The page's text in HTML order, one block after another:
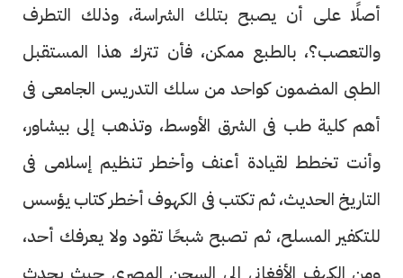
أصلًا على أن يصبح بتلك الشراسة، وذلك التطرف
والتعصب؟، بالطبع ممكن، فأن تترك هذا المستقبل
الطبى المضمون كواحد من سلك التدريس الجامعى فى
أهم كلية طب فى الشرق الأوسط، وتذهب إلى بيشاور،
وأنت تخطط لقيادة أعنف وأخطر تنظيم إسلامى فى
التاريخ الحديث، ثم تكتب فى الكهوف أخطر كتاب يؤسس
للتكفير المسلح، ثم تصبح شبحًا تقود ولا يعرفك أحد،